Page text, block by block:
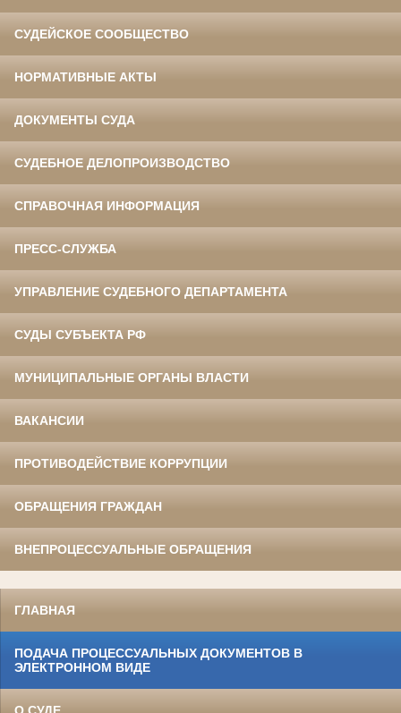
СУДЕЙСКОЕ СООБЩЕСТВО
НОРМАТИВНЫЕ АКТЫ
ДОКУМЕНТЫ СУДА
СУДЕБНОЕ ДЕЛОПРОИЗВОДСТВО
СПРАВОЧНАЯ ИНФОРМАЦИЯ
ПРЕСС-СЛУЖБА
УПРАВЛЕНИЕ СУДЕБНОГО ДЕПАРТАМЕНТА
СУДЫ СУБЪЕКТА РФ
МУНИЦИПАЛЬНЫЕ ОРГАНЫ ВЛАСТИ
ВАКАНСИИ
ПРОТИВОДЕЙСТВИЕ КОРРУПЦИИ
ОБРАЩЕНИЯ ГРАЖДАН
ВНЕПРОЦЕССУАЛЬНЫЕ ОБРАЩЕНИЯ
ГЛАВНАЯ
ПОДАЧА ПРОЦЕССУАЛЬНЫХ ДОКУМЕНТОВ В
ЭЛЕКТРОННОМ ВИДЕ